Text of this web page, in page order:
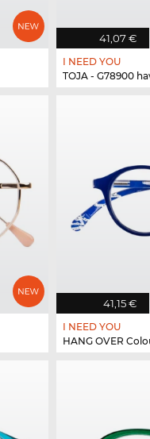
41,07 €
I NEED YOU
TOJA - G78900
41,15 €
I NEED YOU
HANG OVER